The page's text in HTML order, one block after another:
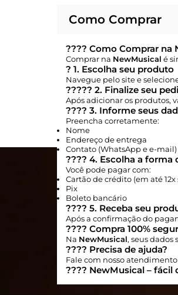
Como Comprar
???? Como Comprar na
Comprar na NewMusical é
? 1. Escolha seu produto
Navegue pelo site e
????? 2. Finalize seu
Após adicionar os produtos,
???? 3. Informe seus
Preencha corretamente:
Nome
Endereço de entrega
Contato (WhatsApp e e-mail)
???? 4. Escolha a forma
Você pode pagar com:
Cartão de crédito (em até 12x
Pix
Boleto bancário
???? 5. Receba seu
Após a confirmação do
???? Compra 100%
Na NewMusical, seus dados
???? Precisa de ajuda?
Fale com nosso
???? NewMusical – fácil